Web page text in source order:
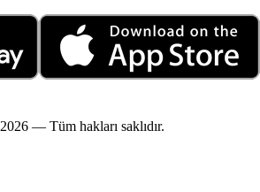
2026 — Tüm hakları saklıdır.